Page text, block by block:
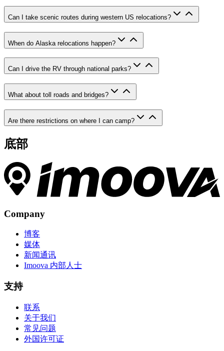
Can I take scenic routes during western US relocations?
When do Alaska relocations happen?
Can I drive the RV through national parks?
What about toll roads and bridges?
Are there restrictions on where I can camp?
底部
Company
博客
媒体
新闻通讯
Imoova 内部人士
支持
联系
关于我们
常见问题
外国许可证